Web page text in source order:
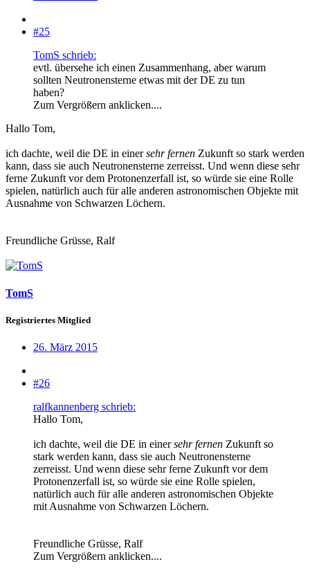
#25
TomS schrieb:
evtl. übersehe ich einen Zusammenhang, aber warum
sollten Neutronensterne etwas mit der DE zu tun
haben?
Zum Vergrößern anklicken....
Hallo Tom,
ich dachte, weil die DE in einersehr fernen Zukunft so stark werden
kann, dass sie auch Neutronensterne zerreisst. Und wenn diese sehr
ferne Zukunft vor dem Protonenzerfall ist, so würde sie eine Rolle
spielen, natürlich auch für alle anderen astronomischen Objekte mit
Ausnahme von Schwarzen Löchern.
Freundliche Grüsse, Ralf
TomS
Registriertes Mitglied
26. März 2015
#26
ralfkannenberg schrieb:
Hallo Tom,
ich dachte, weil die DE in einersehr fernen Zukunft so
stark werden kann, dass sie auch Neutronensterne
zerreisst. Und wenn diese sehr ferne Zukunft vor dem
Protonenzerfall ist, so würde sie eine Rolle spielen,
natürlich auch für alle anderen astronomischen Objekte
mit Ausnahme von Schwarzen Löchern.
Freundliche Grüsse, Ralf
Zum Vergrößern anklicken....